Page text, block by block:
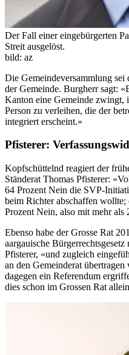
Der Fall einer eingebürgerten
Streit ausgelöst.
bild: az
Die Gemeindeversammlung
der Gemeinde. Burgherr sagt:
Kanton eine Gemeinde zwingt,
Person zu verleihen, die der
integriert erscheint.»
Pfisterer:
Kopfschüttelnd reagiert der
Ständerat Thomas Pfisterer:
64 Prozent Nein die SVP-
beim Richter abschaffen wollte;
Prozent Nein, also mit mehr als
Ebenso habe der Grosse Rat
aargauische
Pfisterer, «und zugleich
an den Gemeinderat
dagegen ein Referendum
dies schon im Grossen Rat